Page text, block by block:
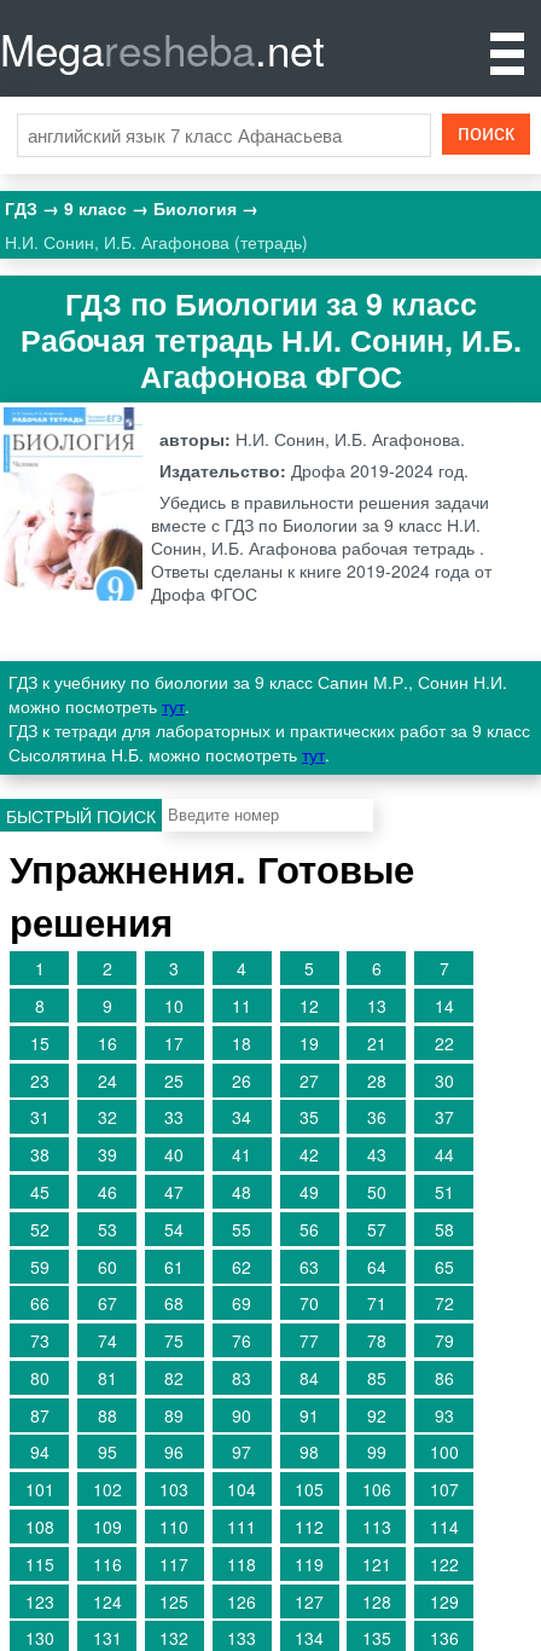
Megaresheba.net
ГДЗ 9 класс
Биология
Н.И. Сонин, И.Б. Агафонова (тетрадь)
ГДЗ по Биологии за 9 класс
Рабочая тетрадь Н.И. Сонин, И.Б.
Агафонова ФГОС
авторы: Н.И. Сонин, И.Б. Агафонова.
Издательство:Дрофа 2019-2024 год.
Убедись в правильности решения задачи
вместе с ГДЗ по Биологии за 9 класс Н.И.
Сонин, И.Б. Агафонова рабочая тетрадь .
Ответы сделаны к книге 2019-2024 года от
Дрофа ФГОС
ГДЗ к учебнику по биологии за 9 класс Сапин М.Р., Сонин Н.И.
можно посмотреть тут.
ГДЗ к тетради для лабораторных и практических работ за 9 класс
Сысолятина Н.Б. можно посмотреть тут.
БЫСТРЫЙ ПОИСК
Упражнения. Готовые
решения
1 2 3 4 5 6
7
8
9 10 11 12 13
14
15
16 17 18 19 21
22
23
24 25 26 27 28
30
31
32 33 34 35 36
37
38
39 40 41 42 43
44
45
46 47 48 49 50
51
52
53 54 55 56 57
58
59
60 61 62 63 64
65
66
67 68 69 70 71
72
73
74 75 76 77 78
79
80
81 82 83 84 85
86
87
88 89 90 91 92
93
94
95 96 97 98 99
100
101
102 103 104 105 106
107
108
109 110 111 112 113
114
115
116 117 118 119 121
122
123
124 125 126 127 128
129
130
131 132 133 134 135
136